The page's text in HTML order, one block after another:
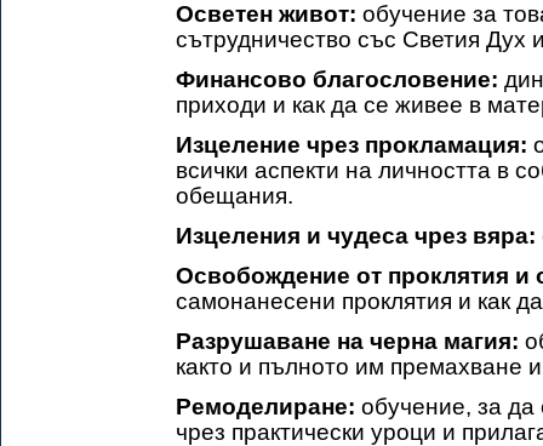
Осветен живот: обучение за
сътрудничество със Светия
Финансово благословение:
приходи и как да се живее в
Изцеление чрез прокламация:
всички аспекти на личността в
обещания.
Изцеления и чудеса чрез вяра:
Освобождение от проклятия и
самонанесени проклятия и как
Разрушаване на черна магия:
както и пълното им премахване
Ремоделиране: обучение, за
чрез практически уроци и